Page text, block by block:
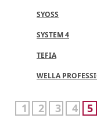
SYOSS
SYSTEM 4
TEFIA
WELLA
1 2 3 4 5